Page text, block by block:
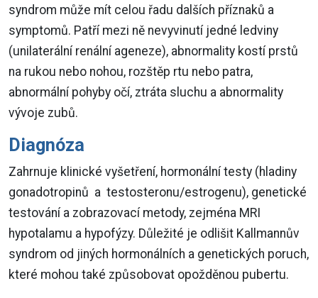
syndrom může mít celou řadu dalších příznaků a
symptomů. Patří mezi ně nevyvinutí jedné ledviny
(unilaterální renální ageneze), abnormality kostí prstů
na rukou nebo nohou, rozštěp rtu nebo patra,
abnormální pohyby očí, ztráta sluchu a abnormality
vývoje zubů.
Diagnóza
Zahrnuje klinické vyšetření, hormonální testy (hladiny
gonadotropinů a testosteronu/estrogenu), genetické
testování a zobrazovací metody, zejména MRI
hypotalamu a hypofýzy. Důležité je odlišit Kallmannův
syndrom od jiných hormonálních a genetických poruch,
které mohou také způsobovat opožděnou pubertu.